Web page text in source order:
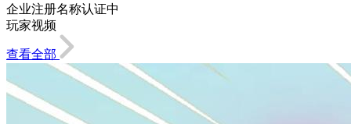
企业注册名称认证中
玩家视频
查看全部